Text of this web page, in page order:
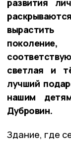
вырастить
светлая и
лучший
нашим
Дубровин.
Здание, где